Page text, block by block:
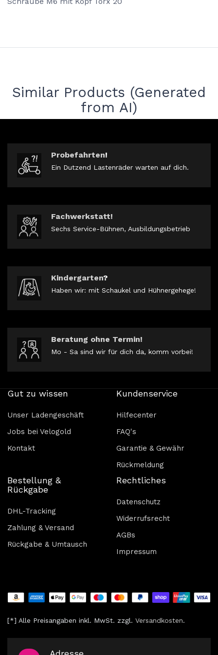
Similar Products (Generated
from AI)
Probefahrten!
Ein Dutzend Lastenräder warten auf dich.
Fachwerkstatt!
Sechs Service-Bühnen, Ausbildungsbetrieb
Kindergarten?
Haben wir: mit Schaukel und Hühnergehege!
Beratung ohne Termin!
Mo - Sa sind wir für dich da, komm vorbei!
Gut zu wissen
Unser Ladengeschäft
Jobs bei Velogold
Kontakt
Kundenservice
Hilfecenter
FAQ's
Garantie & Gewähr
Rückmeldung
Bestellung &
Rückgabe
DHL-Tracking
Zahlung & Versand
Rückgabe & Umtausch
Rechtliches
Datenschutz
Widerrufsrecht
AGBs
Impressum
[*] Alle Preisangaben inkl. MwSt. zzgl. Versandkosten.